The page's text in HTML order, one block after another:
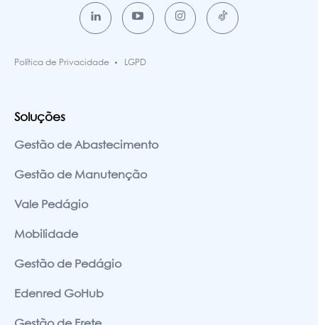
Política de Privacidade LGPD
Soluções
Gestão de Abastecimento
Gestão de Manutenção
Vale Pedágio
Mobilidade
Gestão de Pedágio
Edenred GoHub